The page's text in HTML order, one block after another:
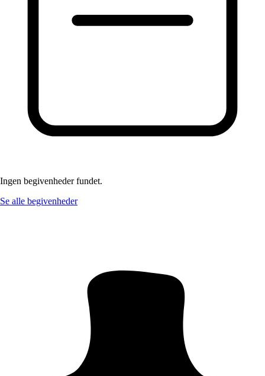
Ingen begivenheder fundet.
Se alle begivenheder